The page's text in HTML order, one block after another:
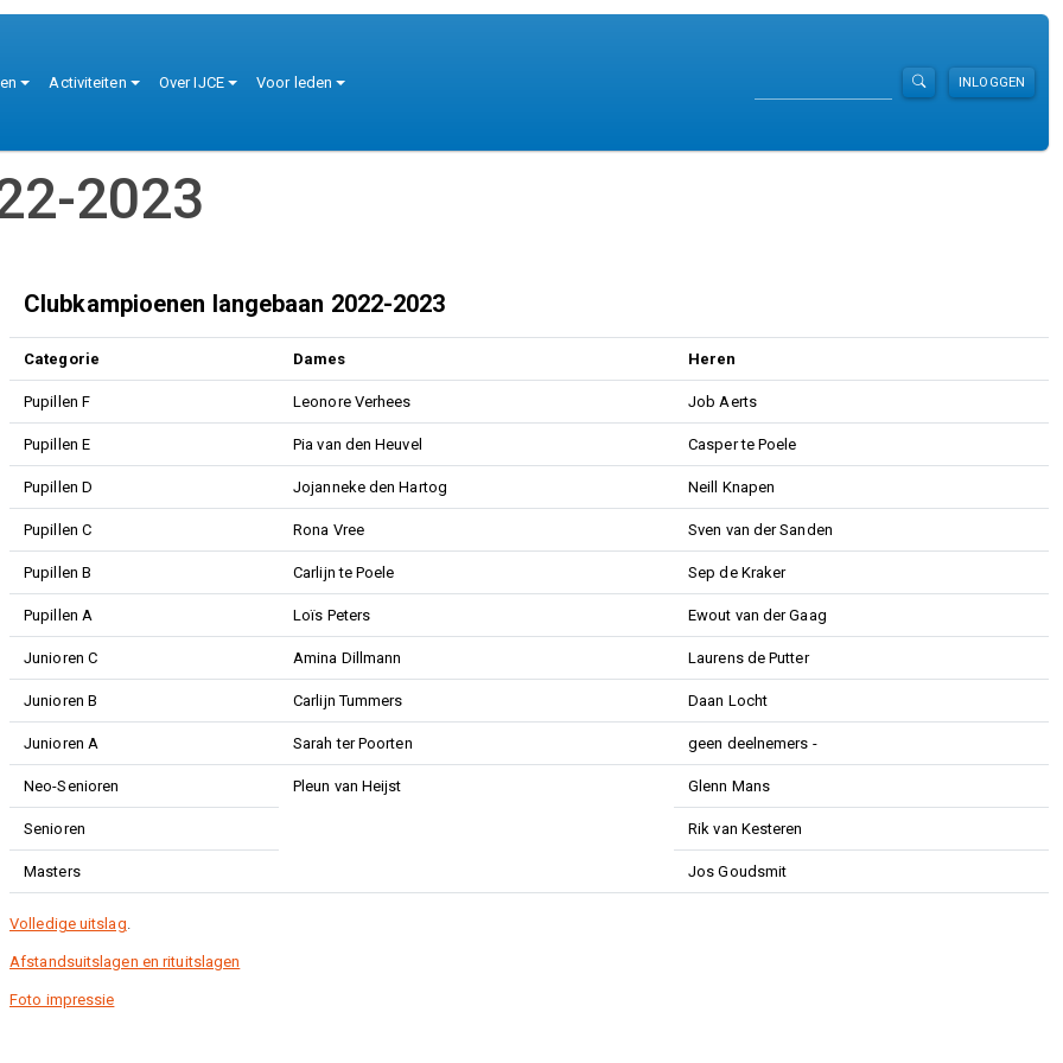
Activiteiten Over IJCE Voor leden INLOGGEN
2023
Clubkampioenen langebaan 2022-2023
Categorie Dames Heren
Pupillen F Leonore Verhees Job Aerts
Pupillen E Pia van den Heuvel Casper te Poele
Pupillen D Jojanneke den Hartog Neill Knapen
Pupillen C Rona Vree Sven van der Sanden
Pupillen B Carlijn te Poele Sep de Kraker
Pupillen A Loïs Peters Ewout van der Gaag
Junioren C Amina Dillmann Laurens de Putter
Junioren B Carlijn Tummers Daan Locht
Junioren A Sarah ter Poorten geen deelnemers -
Neo-Senioren Pleun van Heijst Glenn Mans
Senioren Rik van Kesteren
Masters Jos Goudsmit
Volledige uitslag.
Afstandsuitslagen en rituitslagen
Foto impressie